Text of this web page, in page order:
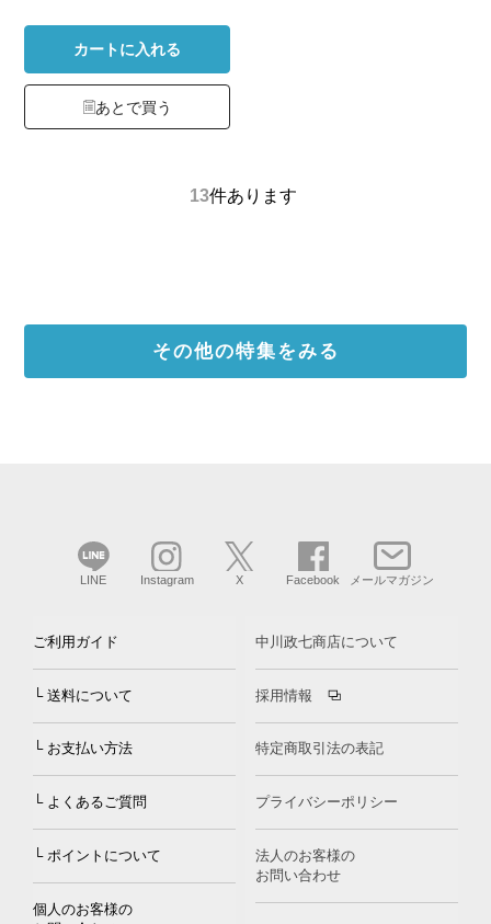
カートに入れる
あとで買う
13件あります
その他の特集をみる
LINE Instagram X Facebook メールマガジン
ご利用ガイド
└ 送料について
└ お支払い方法
└ よくあるご質問
└ ポイントについて
個人のお客様の
中川政七商店について
採用情報
特定商取引法の表記
プライバシーポリシー
法人のお客様の
お問い合わせ